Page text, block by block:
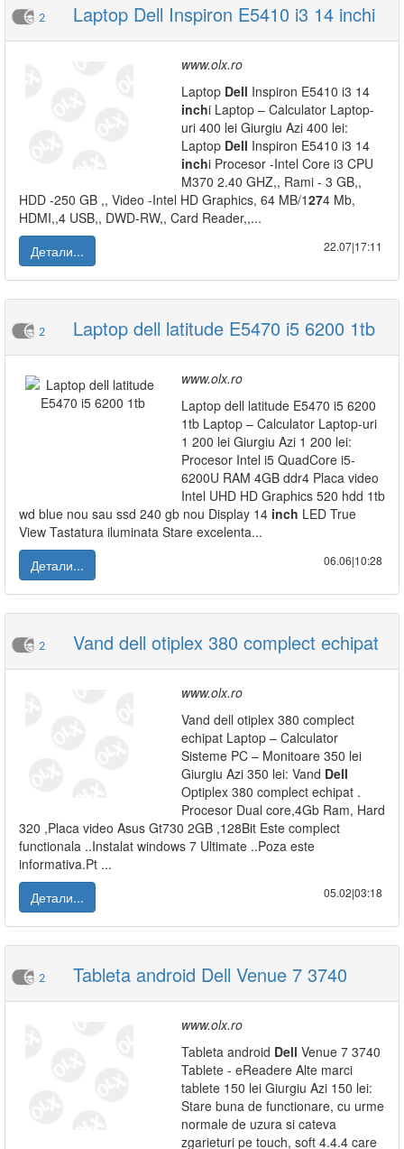
2 Laptop Dell Inspiron E5410 i3 14 inchi
www.olx.ro
Laptop Dell Inspiron E5410 i3 14
inchi Laptop – Calculator Laptop-
uri 400 lei Giurgiu Azi 400 lei:
Laptop Dell Inspiron E5410 i3 14
inchi Procesor -Intel Core i3 CPU
M370 2.40 GHZ,, Rami - 3 GB,,
HDD -250 GB ,, Video -Intel HD Graphics, 64 MB/1274 Mb,
HDMI,,4 USB,, DWD-RW,, Card Reader,,...
Детали...
22.07|17:11
2 Laptop dell latitude E5470 i5 6200 1tb
www.olx.ro
Laptop dell latitude E5470 i5 6200
1tb Laptop – Calculator Laptop-uri
1 200 lei Giurgiu Azi 1 200 lei:
Procesor Intel i5 QuadCore i5-
6200U RAM 4GB ddr4 Placa video
Intel UHD HD Graphics 520 hdd 1tb
wd blue nou sau ssd 240 gb nou Display 14 inch LED True
View Tastatura iluminata Stare excelenta...
Детали...
06.06|10:28
2 Vand dell otiplex 380 complect echipat
www.olx.ro
Vand dell otiplex 380 complect
echipat Laptop – Calculator
Sisteme PC – Monitoare 350 lei
Giurgiu Azi 350 lei: Vand Dell
Optiplex 380 complect echipat .
Procesor Dual core,4Gb Ram, Hard
320 ,Placa video Asus Gt730 2GB ,128Bit Este complect
functionala ..Instalat windows 7 Ultimate ..Poza este
informativa.Pt ...
Детали...
05.02|03:18
2 Tableta android Dell Venue 7 3740
www.olx.ro
Tableta android Dell Venue 7 3740
Tablete - eReadere Alte marci
tablete 150 lei Giurgiu Azi 150 lei:
Stare buna de functionare, cu urme
normale de uzura si cateva
zgarieturi pe touch, soft 4.4.4 care